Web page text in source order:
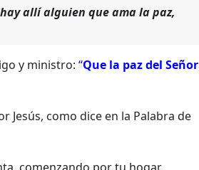
allí alguien que ama la paz,
y ministro: “Que la paz del Señor
Jesús, como dice en la Palabra de